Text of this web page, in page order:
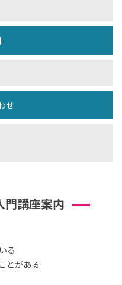
せ
門講座案内
る
とがある